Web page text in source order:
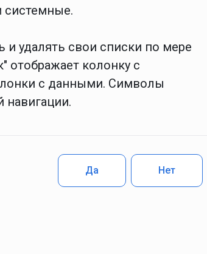
системные.
и удалять свои списки по мере
отображает колонку с
с данными. Символы
навигации.
Нет
Да